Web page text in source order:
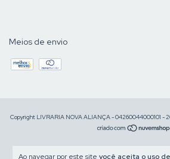
Ao navegar por este site você aceita o uso
Meios de envio
Copyright LIVRARIA NOVA ALIANÇA - 04260044000101 -